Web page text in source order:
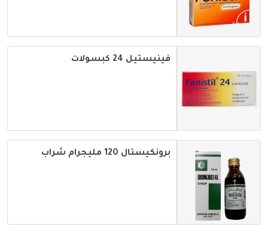
فينيستيل 24 كبسولات
برونكيستال 120 مليجرام شراب